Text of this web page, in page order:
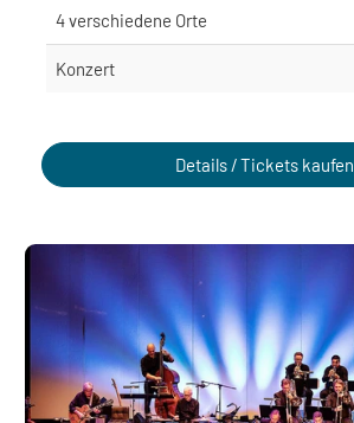
4 verschiedene Orte
Konzert
Details / Tickets kaufen